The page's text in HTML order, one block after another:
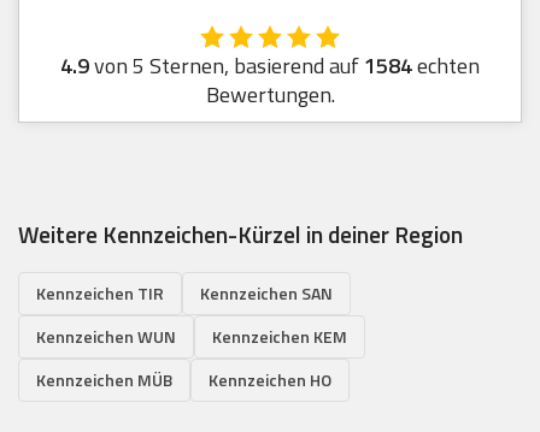
4.9von 5 Sternen, basierend auf1584echten
Bewertungen.
Weitere Kennzeichen-Kürzel in deiner Region
Kennzeichen TIR
Kennzeichen SAN
Kennzeichen WUN
Kennzeichen KEM
Kennzeichen MÜB
Kennzeichen HO